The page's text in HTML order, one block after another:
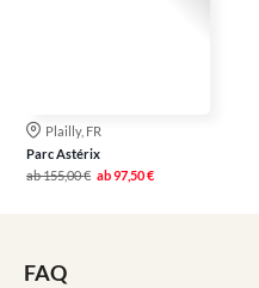
Plailly, FR
Parc Astérix
ab155,00 € ab97,50 €
FAQ